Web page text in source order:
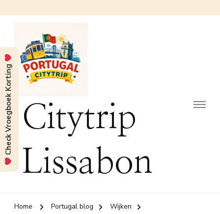
Citytrip
Lissabon
Home Portugal blog
Wijken
Check Vroegboek Korting